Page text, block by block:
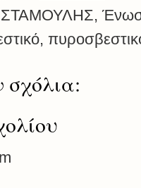
,
,